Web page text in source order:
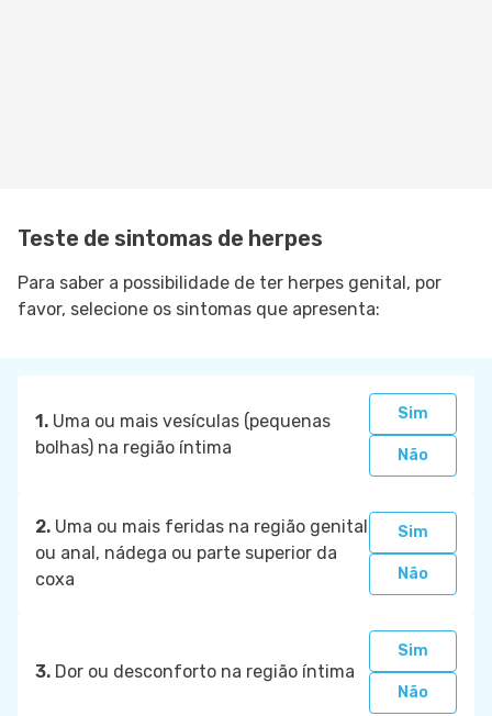
Teste de sintomas de herpes
Para saber a possibilidade de ter herpes genital, por
favor, selecione os sintomas que apresenta:
1. Uma ou mais vesículas (pequenas
bolhas) na região íntima
Sim
Não
2. Uma ou mais feridas na região genital
ou anal, nádega ou parte superior da
coxa
Sim
Não
3. Dor ou desconforto na região íntima
Sim
Não